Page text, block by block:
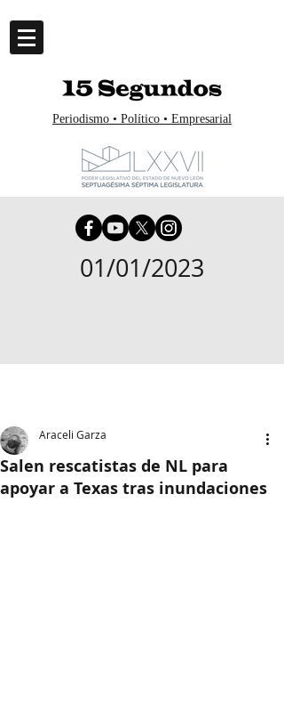
Periodismo • Político • Empresarial
01/01/2023
Salen rescatistas de NL para
apoyar a Texas tras inundaciones
Araceli Garza